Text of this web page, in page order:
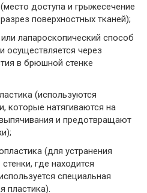
доступа и грыжесечение
поверхностных тканей);
лапароскопический способ
осуществляется через
в брюшной стенке
(используются
которые натягиваются на
и предотвращают
(для устранения
где находится
специальная
пластика).